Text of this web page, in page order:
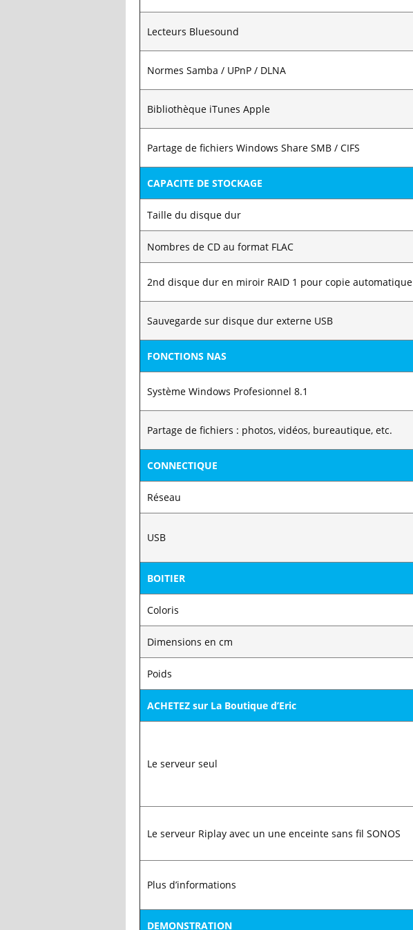
Lecteurs Bluesound
Normes Samba / UPnP / DLNA
Bibliothèque iTunes Apple
Partage de fichiers Windows Share SMB / CIFS
CAPACITE DE STOCKAGE
Taille du disque dur
Nombres de CD au format FLAC
2nd disque dur en miroir RAID 1 pour copie automatique
Sauvegarde sur disque dur externe USB
FONCTIONS NAS
Système Windows Profesionnel 8.1
Partage de fichiers : photos, vidéos, bureautique, etc.
CONNECTIQUE
Réseau
USB
BOITIER
Coloris
Dimensions en cm
Poids
ACHETEZ sur La Boutique d’Eric
Le serveur seul
Le serveur Riplay avec un une enceinte sans fil SONOS
Plus d’informations
DEMONSTRATION